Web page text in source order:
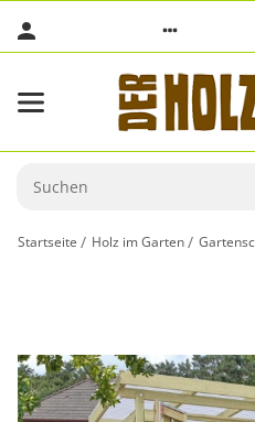
Startseite Holz im Garten